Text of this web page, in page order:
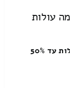
עולות
הובלות עד 50%